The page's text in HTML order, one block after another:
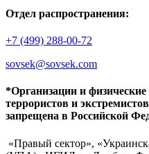
Отдел распространения:
+7 (499) 288-00-72
sovsek@sovsek.com
*Организации и
террористов и
запрещена в Российской
«Правый сектор»,